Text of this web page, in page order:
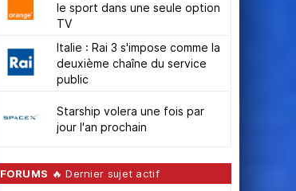
le sport dans une seule option
TV
Italie : Rai 3 s'impose comme la
deuxième chaîne du service
public
Starship volera une fois par
jour l'an prochain
FORUMS 🔥 Dernier sujet actif